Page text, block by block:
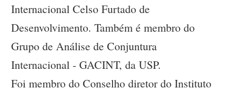
Internacional Celso Furtado de
Desenvolvimento. Também é membro do
Grupo de Análise de Conjuntura
Internacional - GACINT, da USP.
Foi membro do Conselho diretor do Instituto